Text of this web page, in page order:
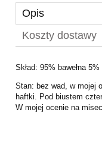
Opis
Koszty dostawy
Cena nie zawiera
Skład: 95% bawełna
Stan: bez wad, w mojej
haftki. Pod biustem
W mojej ocenie na